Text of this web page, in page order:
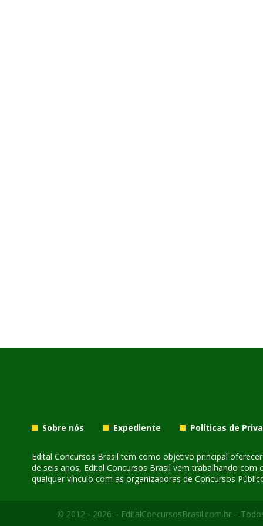
Sobre nós Expediente Políticas de
Edital Concursos Brasil tem como objetivo principal
de seis anos, Edital Concursos Brasil vem trabalhando
qualquer vínculo com as organizadoras de Concursos
© 2012 - 2026 – EditalConcursosBrasil.com.br –